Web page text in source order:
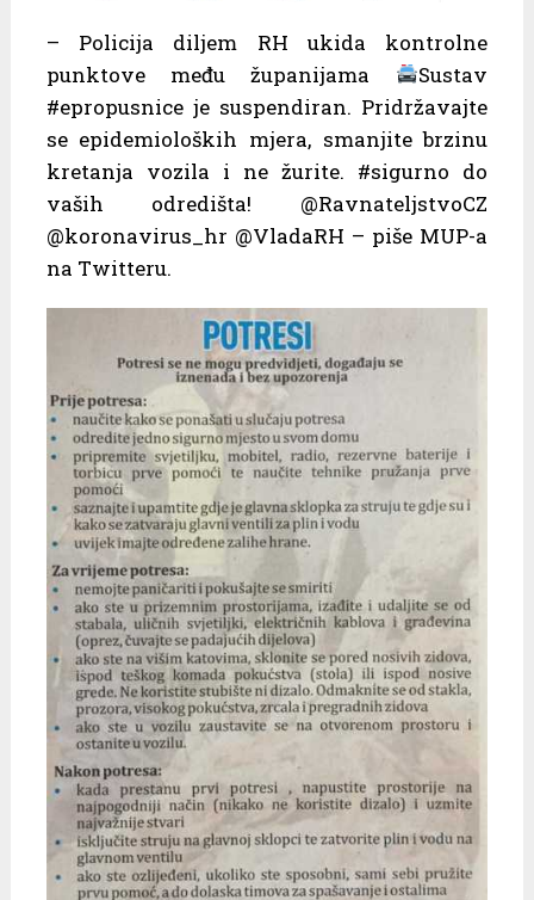
– Policija diljem RH ukida kontrolne
punktove među županijama
Sustav
#epropusnice je suspendiran. Pridržavajte
se epidemioloških mjera, smanjite brzinu
kretanja vozila i ne žurite. #sigurno do
vaših odredišta! @RavnateljstvoCZ
@koronavirus_hr @VladaRH – piše MUP-a
na Twitteru.